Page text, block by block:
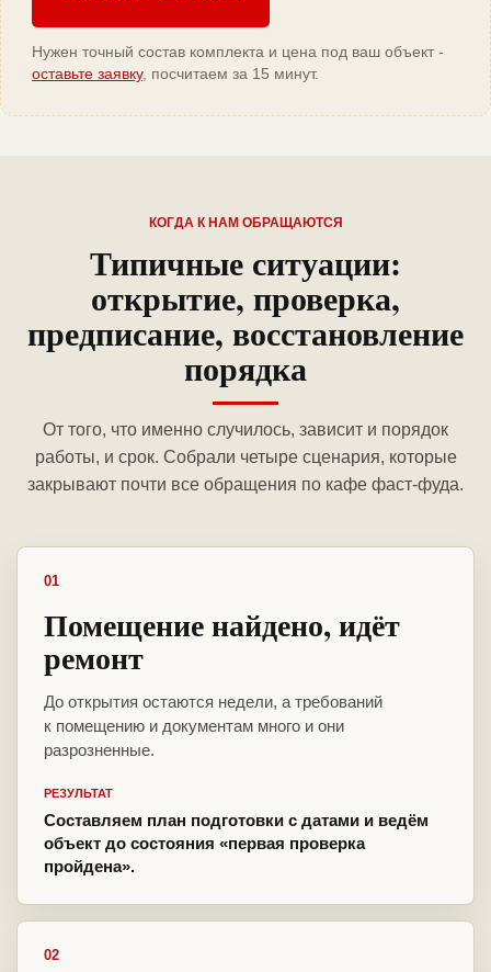
Нужен точный состав комплекта и цена под ваш объект -
оставьте заявку, посчитаем за 15 минут.
КОГДА К НАМ ОБРАЩАЮТСЯ
Типичные ситуации:
открытие, проверка,
предписание, восстановление
порядка
От того, что именно случилось, зависит и порядок
работы, и срок. Собрали четыре сценария, которые
закрывают почти все обращения по кафе фаст-фуда.
01
Помещение найдено, идёт
ремонт
До открытия остаются недели, а требований
к помещению и документам много и они
разрозненные.
РЕЗУЛЬТАТ
Составляем план подготовки с датами и ведём
объект до состояния «первая проверка
пройдена».
02